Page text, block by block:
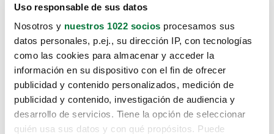
Uso responsable de sus datos
Nosotros y nuestros 1022 socios procesamos sus
datos personales, p.ej., su dirección IP, con tecnologías
como las cookies para almacenar y acceder la
información en su dispositivo con el fin de ofrecer
publicidad y contenido personalizados, medición de
publicidad y contenido, investigación de audiencia y
desarrollo de servicios. Tiene la opción de seleccionar
quién usa sus datos y con qué propósitos. Puede
Lo sentimos, no sabemos como
te hemos traido hasta aquí.
Pero puedes encontrar el coche que estás